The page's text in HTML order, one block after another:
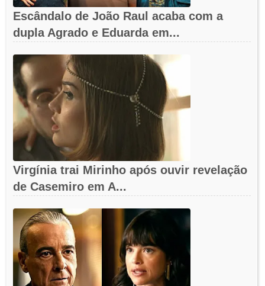
Escândalo de João Raul acaba com a
dupla Agrado e Eduarda em...
Virgínia trai Mirinho após ouvir revelação
de Casemiro em A...